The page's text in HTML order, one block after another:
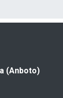
(Anboto)